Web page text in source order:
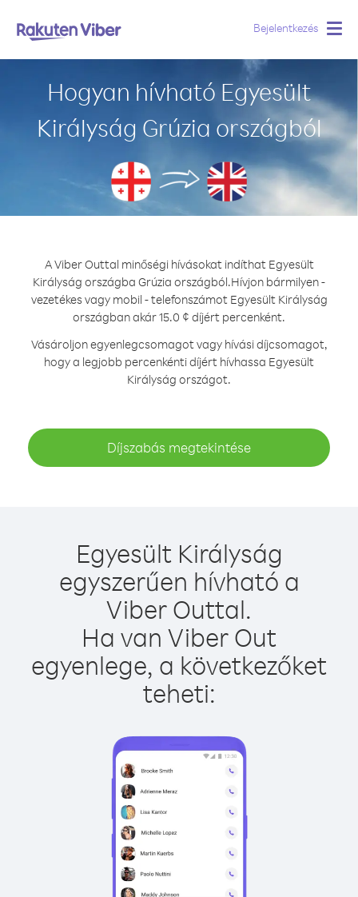
Bejelentkezés
Hogyan hívható Egyesült
Királyság Grúzia országból
A Viber Outtal minőségi hívásokat indíthat Egyesült
Királyság országba Grúzia országból.Hívjon bármilyen -
vezetékes vagy mobil - telefonszámot Egyesült Királyság
országban akár 15.0 ¢ díjért percenként.
Vásároljon egyenlegcsomagot vagy hívási díjcsomagot,
hogy a legjobb percenkénti díjért hívhassa Egyesült
Királyság országot.
Díjszabás megtekintése
Egyesült Királyság
egyszerűen hívható a
Viber Outtal.
Ha van Viber Out
egyenlege, a következőket
teheti: